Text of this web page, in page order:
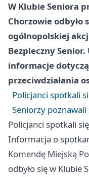
W Klubie Seniora
Chorzowie odbyło
ogólnopolskiej
Bezpieczny
informacje
przeciwdziałania
Policjanci spotkali
Seniorzy
Policjanci spotkali
Informacja o
Komendę Miejską
odbyło się w Klubie